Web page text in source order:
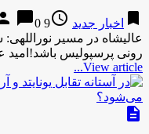
bookmark اخبار جدید access_time
9 years ago
chat_bubble0
عالیشاه در مسیر
رونی پرسپولیس باشد!امید
View article...
description